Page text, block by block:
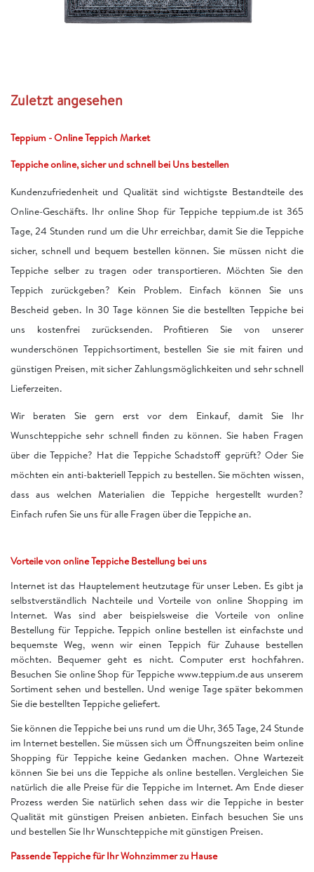
Zuletzt angesehen
Teppium - Online Teppich Market
Teppiche online, sicher und schnell bei Uns bestellen
Kundenzufriedenheit und Qualität sind wichtigste Bestandteile des
Online-Geschäfts. Ihr online Shop für Teppiche teppium.de ist 365
Tage, 24 Stunden rund um die Uhr erreichbar, damit Sie die Teppiche
sicher, schnell und bequem bestellen können. Sie müssen nicht die
Teppiche selber zu tragen oder transportieren. Möchten Sie den
Teppich zurückgeben? Kein Problem. Einfach können Sie uns
Bescheid geben. In 30 Tage können Sie die bestellten Teppiche bei
uns kostenfrei zurücksenden. Profitieren Sie von unserer
wunderschönen Teppichsortiment, bestellen Sie sie mit fairen und
günstigen Preisen, mit sicher Zahlungsmöglichkeiten und sehr schnell
Lieferzeiten.
Wir beraten Sie gern erst vor dem Einkauf, damit Sie Ihr
Wunschteppiche sehr schnell finden zu können. Sie haben Fragen
über die Teppiche? Hat die Teppiche Schadstoff geprüft? Oder Sie
möchten ein anti-bakteriell Teppich zu bestellen. Sie möchten wissen,
dass aus welchen Materialien die Teppiche hergestellt wurden?
Einfach rufen Sie uns für alle Fragen über die Teppiche an.
Vorteile von online Teppiche Bestellung bei uns
Internet ist das Hauptelement heutzutage für unser Leben. Es gibt ja
selbstverständlich Nachteile und Vorteile von online Shopping im
Internet. Was sind aber beispielsweise die Vorteile von online
Bestellung für Teppiche. Teppich online bestellen ist einfachste und
bequemste Weg, wenn wir einen Teppich für Zuhause bestellen
möchten. Bequemer geht es nicht. Computer erst hochfahren.
Besuchen Sie online Shop für Teppiche www.teppium.de aus unserem
Sortiment sehen und bestellen. Und wenige Tage später bekommen
Sie die bestellten Teppiche geliefert.
Sie können die Teppiche bei uns rund um die Uhr, 365 Tage, 24 Stunde
im Internet bestellen. Sie müssen sich um Öffnungszeiten beim online
Shopping für Teppiche keine Gedanken machen. Ohne Wartezeit
können Sie bei uns die Teppiche als online bestellen. Vergleichen Sie
natürlich die alle Preise für die Teppiche im Internet. Am Ende dieser
Prozess werden Sie natürlich sehen dass wir die Teppiche in bester
Qualität mit günstigen Preisen anbieten. Einfach besuchen Sie uns
und bestellen Sie Ihr Wunschteppiche mit günstigen Preisen.
Passende Teppiche für Ihr Wohnzimmer zu Hause